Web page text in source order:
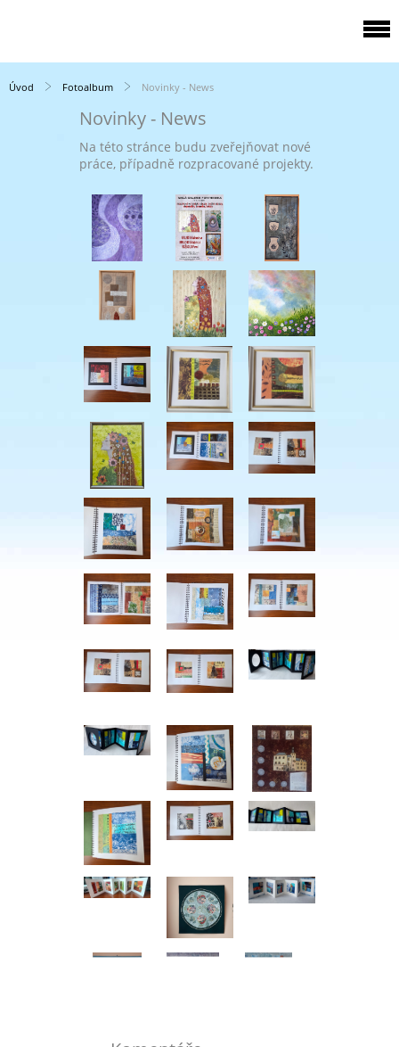
Úvod Fotoalbum Novinky - News
Novinky - News
Na této stránce budu zveřejňovat nové
práce, případně rozpracované projekty.